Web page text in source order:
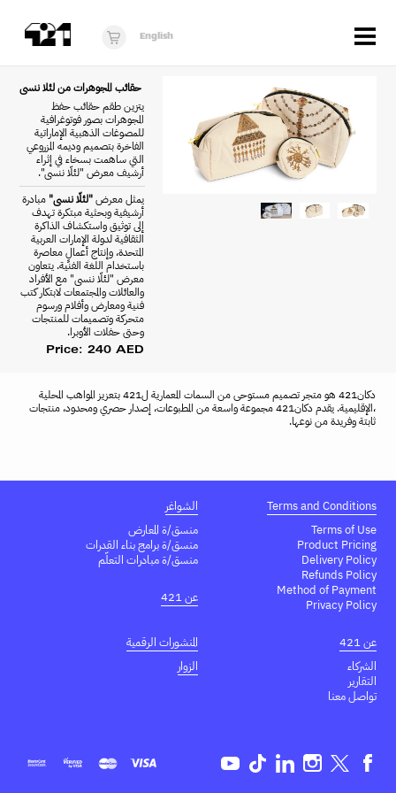
البرنامج
حقائب المجوهرات من لئلا ننسى
يتزين طقم حقائب حفظ
المجوهرات بصور فوتوغرافية
للمصوغات الذهبية الإماراتية
الفاخرة بتصميم وديمه المزروعي
التي ساهمت بسخاء في إثراء
أرشيف معرض "لئلّا ننسى".
يمثل معرض"لئلّا ننسى" مبادرة
أرشيفية وبحثية مبتكرة تهدف
إلى توثيق واستكشاف الذاكرة
الثقافية لدولة الإمارات العربية
المتحدة، وإنتاج أعمالٍ معاصرة
باستخدام اللغة الفنية. يتعاون
معرض "لئلّا ننسى" مع الأفراد
والعائلات والمجتمعات لابتكار كتب
فنية ومعارض وأفلام ورسوم
متحركة وتصميمات للمنتجات
وحتى حفلات الأوبرا.
Price: 240 AED
دكان421 هو متجر تصميم مستوحى من السمات المعمارية ل421 بتعزيز المواهب المحلية
،الإقليمية. يقدم دكان421 مجموعة واسعة من المطبوعات، إصدار حصري ومحدود، منتجات
ثابتة وفريدة من نوعها.
Terms and Conditions
Terms of Use
Product Pricing
Delivery Policy
Refunds Policy
Method of Payment
Privacy Policy
الشواغر
منسق/ة المعارض
منسق/ة برامج بناء القدرات
منسق/ة مبادرات التعلّم
عن 421
عن 421
الشركاء
التقارير
تواصل معنا
المنشورات الرقمية
الزوار
Facebook
Twitter
Instagram
Linkedin
TikTok
Youtube
English